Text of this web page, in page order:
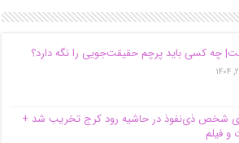
‌چه کسی باید پرچم حقیقت‌جویی را نگه دارد؟
شخص ذی‌نفوذ در حاشیه‌ رود کرج تخریب شد +
و فیلم